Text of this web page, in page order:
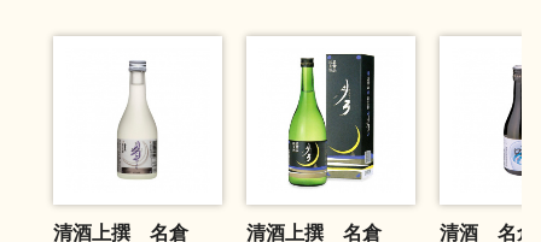
清酒上撰 名倉
清酒上撰 名倉
清酒 名